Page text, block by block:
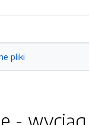
pliki
-